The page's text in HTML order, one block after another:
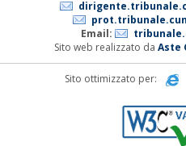
Email:
Sito web realizzato da Aste
Sito ottimizzato per: